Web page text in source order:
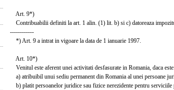
Art. 9*)
Contribuabilii definiti la art. 1 alin. (1) lit. b) si c) datoreaza
------------
*) Art. 9 a intrat in vigoare la data de 1 ianuarie 1997.
Art. 10*)
Venitul este aferent unei activitati desfasurate in Romania, daca
a) atribuibil unui sediu permanent din Romania al unei persoane
b) platit persoanelor juridice sau fizice nerezidente pentru serviciile